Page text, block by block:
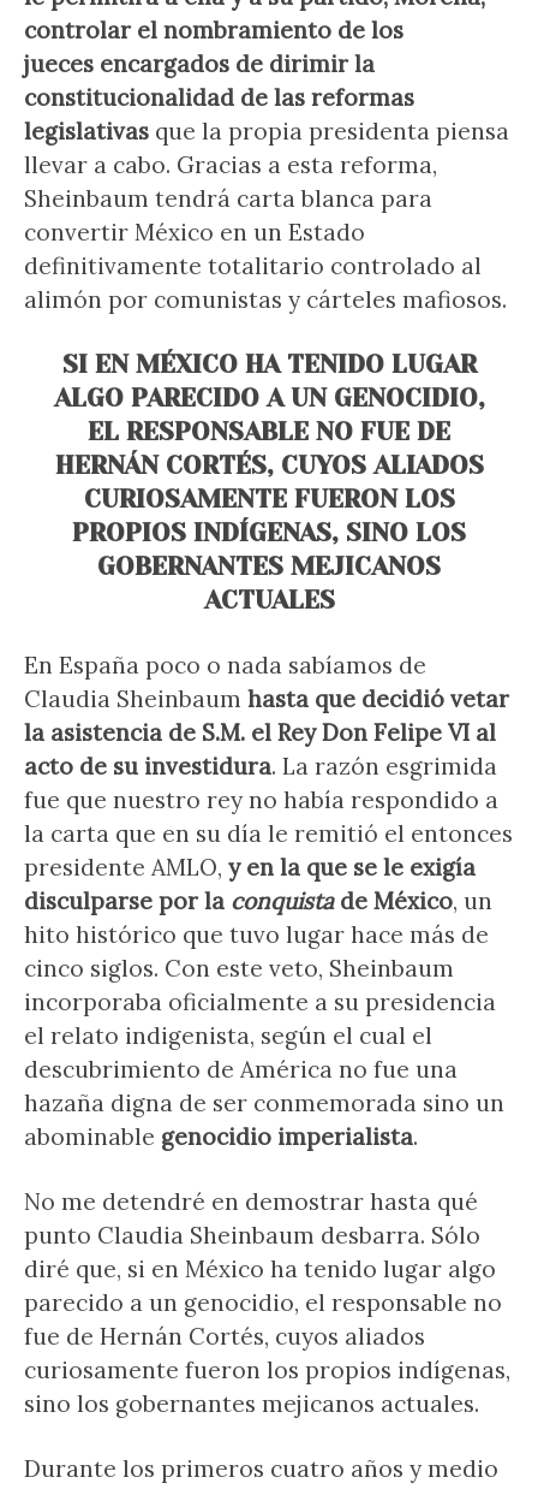
controlar el nombramiento de los
jueces encargados de dirimir la
constitucionalidad de las reformas
legislativas que la propia presidenta piensa
llevar a cabo. Gracias a esta reforma,
Sheinbaum tendrá carta blanca para
convertir México en un Estado
definitivamente totalitario controlado al
alimón por comunistas y cárteles mafiosos.
SI EN MÉXICO HA TENIDO LUGAR
ALGO PARECIDO A UN GENOCIDIO,
EL RESPONSABLE NO FUE DE
HERNÁN CORTÉS, CUYOS ALIADOS
CURIOSAMENTE FUERON LOS
PROPIOS INDÍGENAS, SINO LOS
GOBERNANTES MEJICANOS
ACTUALES
En España poco o nada sabíamos de
Claudia Sheinbaum hasta que decidió vetar
la asistencia de S.M. el Rey Don Felipe VI al
acto de su investidura. La razón esgrimida
fue que nuestro rey no había respondido a
la carta que en su día le remitió el entonces
presidente AMLO, y en la que se le exigía
disculparse por la conquistade México, un
hito histórico que tuvo lugar hace más de
cinco siglos. Con este veto, Sheinbaum
incorporaba oficialmente a su presidencia
el relato indigenista, según el cual el
descubrimiento de América no fue una
hazaña digna de ser conmemorada sino un
abominable genocidio imperialista.
No me detendré en demostrar hasta qué
punto Claudia Sheinbaum desbarra. Sólo
diré que, si en México ha tenido lugar algo
parecido a un genocidio, el responsable no
fue de Hernán Cortés, cuyos aliados
curiosamente fueron los propios indígenas,
sino los gobernantes mejicanos actuales.
Durante los primeros cuatro años y medio